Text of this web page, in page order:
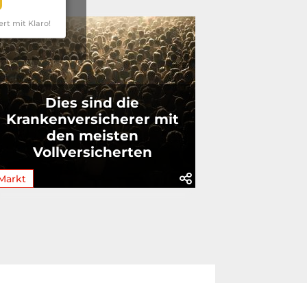
Dies sind die
Krankenversicherer mit
den meisten
Vollversicherten
mit Klaro!